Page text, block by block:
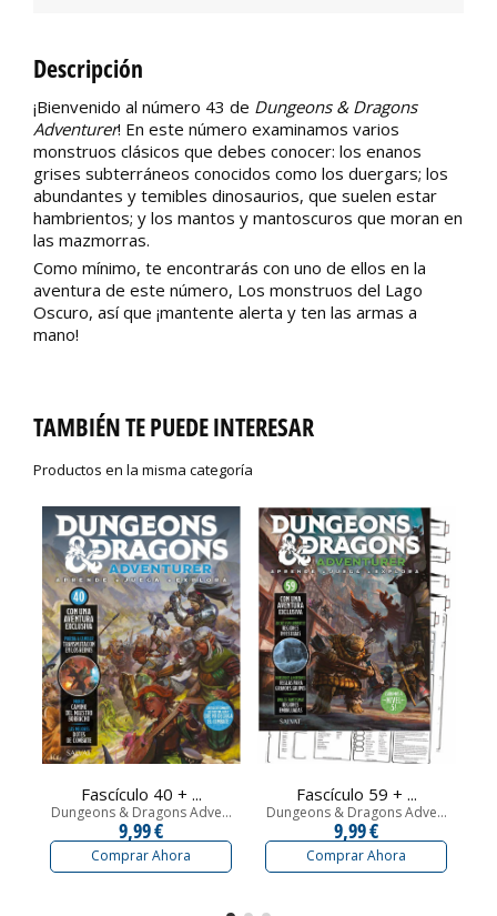
Descripción
¡Bienvenido al número 43 de Dungeons & Dragons
Adventurer! En este número examinamos varios
monstruos clásicos que debes conocer: los enanos
grises subterráneos conocidos como los duergars; los
abundantes y temibles dinosaurios, que suelen estar
hambrientos; y los mantos y mantoscuros que moran en
las mazmorras.
Como mínimo, te encontrarás con uno de ellos en la
aventura de este número, Los monstruos del Lago
Oscuro, así que ¡mantente alerta y ten las armas a
mano!
TAMBIÉN TE PUEDE INTERESAR
Productos en la misma categoría
Fascículo 40 + ...
Dungeons & Dragons Adve...
9,99 €
Comprar Ahora
Fascículo 59 + ...
Dungeons & Dragons Adve...
9,99 €
Comprar Ahora